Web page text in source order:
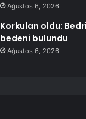
Ağustos 6, 2026
Korkulan oldu:
bedeni bulundu
Ağustos 6, 2026